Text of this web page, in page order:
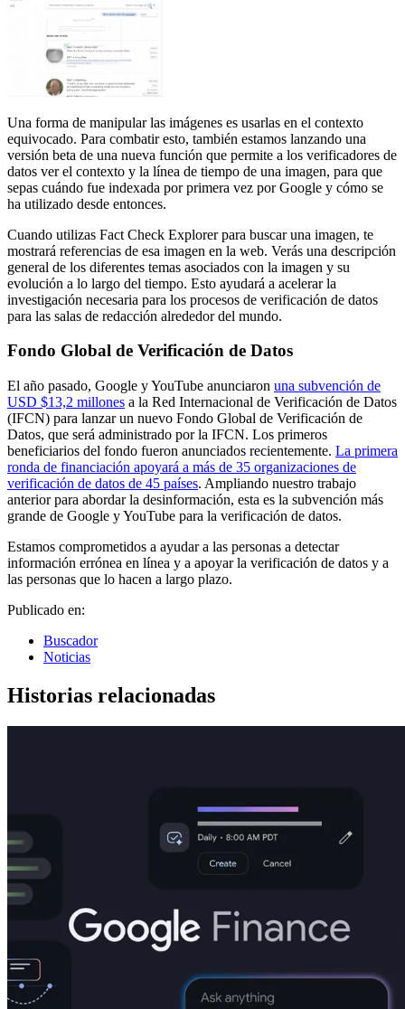
Una forma de manipular las imágenes es usarlas en el contexto
equivocado. Para combatir esto, también estamos lanzando una
versión beta de una nueva función que permite a los verificadores de
datos ver el contexto y la línea de tiempo de una imagen, para que
sepas cuándo fue indexada por primera vez por Google y cómo se
ha utilizado desde entonces.
Cuando utilizas Fact Check Explorer para buscar una imagen, te
mostrará referencias de esa imagen en la web. Verás una descripción
general de los diferentes temas asociados con la imagen y su
evolución a lo largo del tiempo. Esto ayudará a acelerar la
investigación necesaria para los procesos de verificación de datos
para las salas de redacción alrededor del mundo.
Fondo Global de Verificación de Datos
El año pasado, Google y YouTube anunciaron una subvención de
USD ⁠$13,2 millones a la Red Internacional de Verificación de Datos
(IFCN) para lanzar un nuevo Fondo Global de Verificación de
Datos, que será administrado por la IFCN. Los primeros
beneficiarios del fondo fueron anunciados recientemente. La primera
ronda de financiación apoyará a más de 35 organizaciones de
verificación de datos de 45 países. Ampliando nuestro trabajo
anterior para abordar la desinformación, esta es la subvención más
grande de Google y YouTube para la verificación de datos.
Estamos comprometidos a ayudar a las personas a detectar
información errónea en línea y a apoyar la verificación de datos y a
las personas que lo hacen a largo plazo.
Publicado en:
Buscador
Noticias
Historias relacionadas